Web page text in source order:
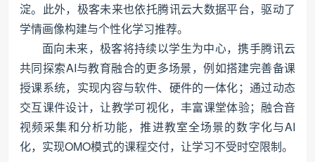
淀。此外，极客未来也依托腾讯云大数据平台，驱动了
学情画像构建与个性化学习推荐。
面向未来，极客将持续以学生为中心，携手腾讯云
共同探索AI与教育融合的更多场景，例如搭建完善备课
授课系统，实现内容与软件、硬件的一体化；通过动态
交互课件设计，让教学可视化，丰富课堂体验；融合音
视频采集和分析功能，推进教室全场景的数字化与AI
化，实现OMO模式的课程交付，让学习不受时空限制。